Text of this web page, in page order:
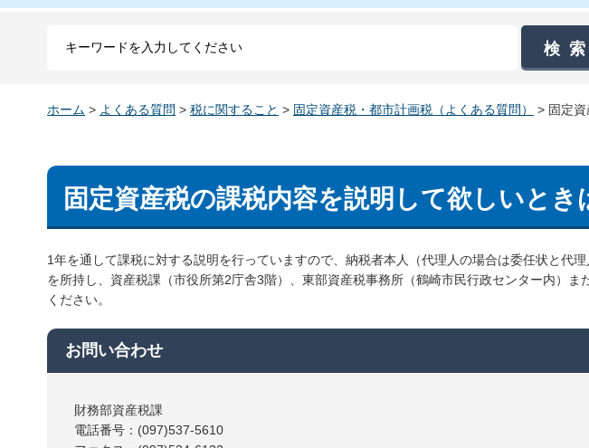
ホーム > よくある質問 > 税に関すること > 固定資産税・都市計画税（よくある質問） > 固定
固定資産税の課税内容を説明して欲しいと
1年を通して課税に対する説明を行っていますので、納税者本人（代理人の場合は委任状と代
を所持し、資産税課（市役所第2庁舎3階）、東部資産税事務所（鶴崎市民行政センター内）
ください。
お問い合わせ
財務部資産税課
電話番号：(097)537-5610